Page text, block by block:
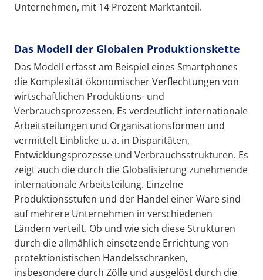
Unternehmen, mit 14 Prozent Marktanteil.
Das Modell der Globalen Produktionskette
Das Modell erfasst am Beispiel eines Smartphones
die Komplexität ökonomischer Verflechtungen von
wirtschaftlichen Produktions- und
Verbrauchsprozessen. Es verdeutlicht internationale
Arbeitsteilungen und Organisationsformen und
vermittelt Einblicke u. a. in Disparitäten,
Entwicklungsprozesse und Verbrauchsstrukturen. Es
zeigt auch die durch die Globalisierung zunehmende
internationale Arbeitsteilung. Einzelne
Produktionsstufen und der Handel einer Ware sind
auf mehrere Unternehmen in verschiedenen
Ländern verteilt. Ob und wie sich diese Strukturen
durch die allmählich einsetzende Errichtung von
protektionistischen Handelsschranken,
insbesondere durch Zölle und ausgelöst durch die